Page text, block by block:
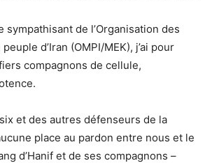
sympathisant de l’Organisation des
d’Iran (OMPI/MEK), j’ai pour
compagnons de cellule,
et des autres défenseurs de la
place au pardon entre nous et le
d’Hanif et de ses compagnons –